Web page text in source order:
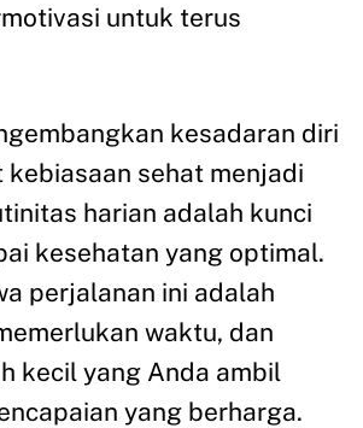
untuk terus
kesadaran diri
kebiasaan sehat menjadi
harian adalah kunci
kesehatan yang optimal.
perjalanan ini adalah
waktu, dan
kecil yang Anda ambil
yang berharga.